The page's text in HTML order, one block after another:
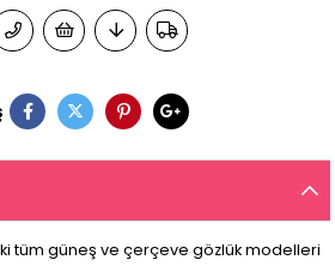
tüm güneş ve çerçeve gözlük modelleri